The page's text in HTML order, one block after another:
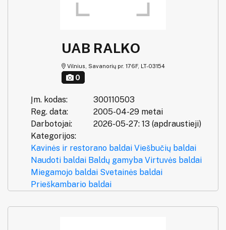
UAB RALKO
Vilnius, Savanorių pr. 176F, LT-03154
0
Įm. kodas:
300110503
Reg. data:
2005-04-29 metai
Darbotojai:
2026-05-27: 13 (apdraustieji)
Kategorijos:
Kavinės ir restorano baldai Viešbučių baldai
Naudoti baldai Baldų gamyba Virtuvės baldai
Miegamojo baldai Svetainės baldai
Prieškambario baldai